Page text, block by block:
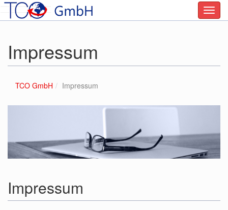
Impressum
TCO GmbH Impressum
Impressum